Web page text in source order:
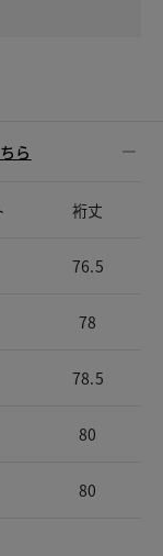
ら
裄丈
76.5
78
78.5
80
80